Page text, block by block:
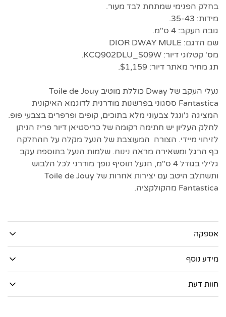
בחלק הפנימי שמתחת לבד מעור.
מידות: 35-43.
גובה העקב: 4 ס"מ.
שם הדגם: DIOR DWAY MULE
מס' קטלוגי דיור: KCQ902DLU_S09W.
תג מחיר מאתר דיור: $1,159.
נעלי העקב של Dway כוללת מוטיב Toile de Jouy
Fantastica ססגוני בפרשנות מודרנית לדוגמא האיקונית
המציגה ג'ונגל צבעוני מלא בתוכים, קופים ופרפרים בצבעי פופ.
לחלק העליון יש חתימה רקומה של כריסטיאן דיור פריז הניתן
לזיהוי מיידי. הצורה המעוצבת של הנעל מקלה על ההחלקה
כף הרגל ומשאירה מראה נינוח. שלמות הנעל בתוספת עקב
גלילי בגודל 4 ס"מ, הנעל תוסיף נופך מודרני לכל הלבוש
ותשתלב היטב עם יצירות אחרות של Toile de Jouy
Fantastica מהקולקציה.
אספקה
מידע נוסף
חוות דעת